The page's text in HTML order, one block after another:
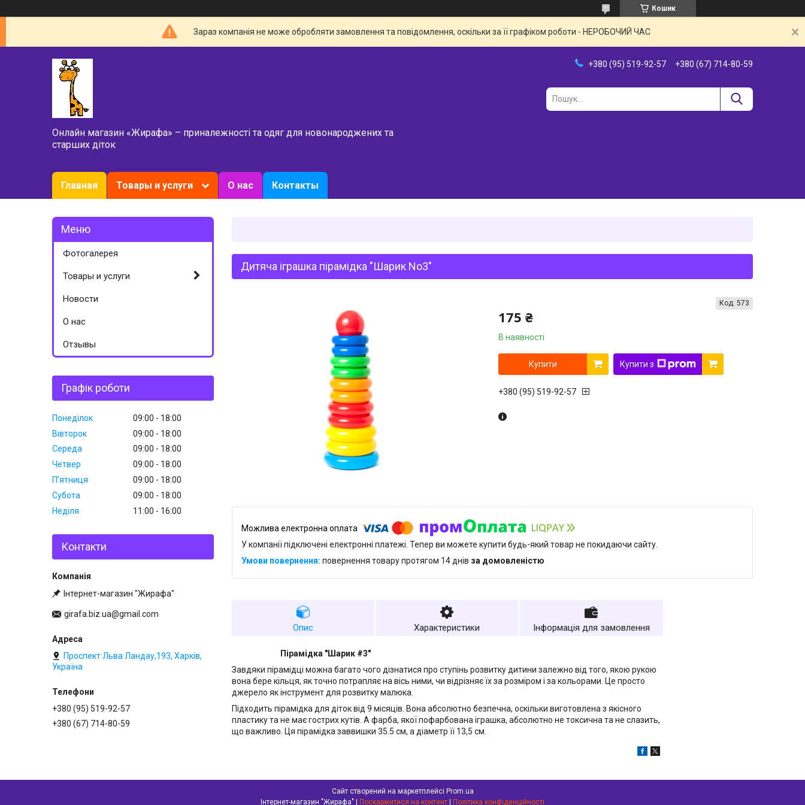
Кошик
Зараз компанія не може обробляти замовлення та повідомлення, оскільки за її графіком роботи - НЕРОБОЧИЙ ЧАС
Онлайн магазин «Жирафа» – приналежності та одяг для новонароджених та
старших діток
+380 (95) 519-92-57 +380 (67) 714-80-59
Главная Товары и услуги О нас Контакты
Дитяча іграшка пірамідка "Шарик No3"
175 ₴
В наявності
Код: 573
Купити Купити з
+380 (95) 519-92-57
У компанії підключені електронні платежі. Тепер ви можете купити будь-який товар не покидаючи сайту.
повернення товару протягом 14 днів за домовленістю
Опис Характеристики Інформація для замовлення
Пірамідка "Шарик #3"
Завдяки пірамідці можна багато чого дізнатися про ступінь розвитку дитини залежно від того, якою рукою
вона бере кільця, як точно потрапляє на вісь ними, чи відрізняє їх за розміром і за кольорами. Це просто
джерело як інструмент для розвитку малюка.
Підходить пірамідка для діток від 9 місяців. Вона абсолютно безпечна, оскільки виготовлена з якісного
пластику та не має гострих кутів. А фарба, якої пофарбована іграшка, абсолютно не токсична та не слазить,
що важливо. Ця пірамідка заввишки 35.5 см, а діаметр її 13,5 см.
Фотогалерея
Товары и услуги
Новости
О нас
Отзывы
Графік роботи
Понеділок 09:00
18:00
Вівторок
09:00
18:00
Середа
09:00
18:00
Четвер
09:00
18:00
Пʼятниця
09:00
18:00
Субота
09:00
18:00
Неділя
11:00 16:00
Контакти
Інтернет-магазин "Жирафа"
girafa.biz.ua@gmail.com
Проспект Льва Ландау,193, Харків,
Україна
+380 (95) 519-92-57
+380 (67) 714-80-59
Сайт створений на маркетплейсі Prom.ua
Поскаржитися на контент Політика конфіденційності